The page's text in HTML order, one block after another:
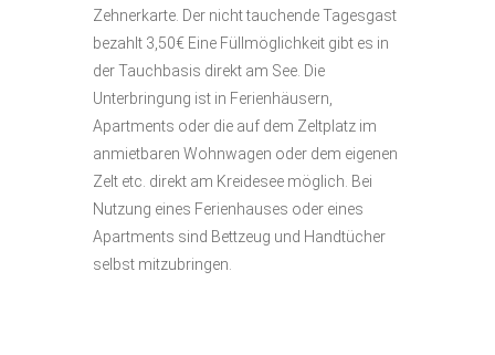
Zehnerkarte. Der nicht tauchende Tagesgast
bezahlt 3,50€ Eine Füllmöglichkeit gibt es in
der Tauchbasis direkt am See. Die
Unterbringung ist in Ferienhäusern,
Apartments oder die auf dem Zeltplatz im
anmietbaren Wohnwagen oder dem eigenen
Zelt etc. direkt am Kreidesee möglich. Bei
Nutzung eines Ferienhauses oder eines
Apartments sind Bettzeug und Handtücher
selbst mitzubringen.